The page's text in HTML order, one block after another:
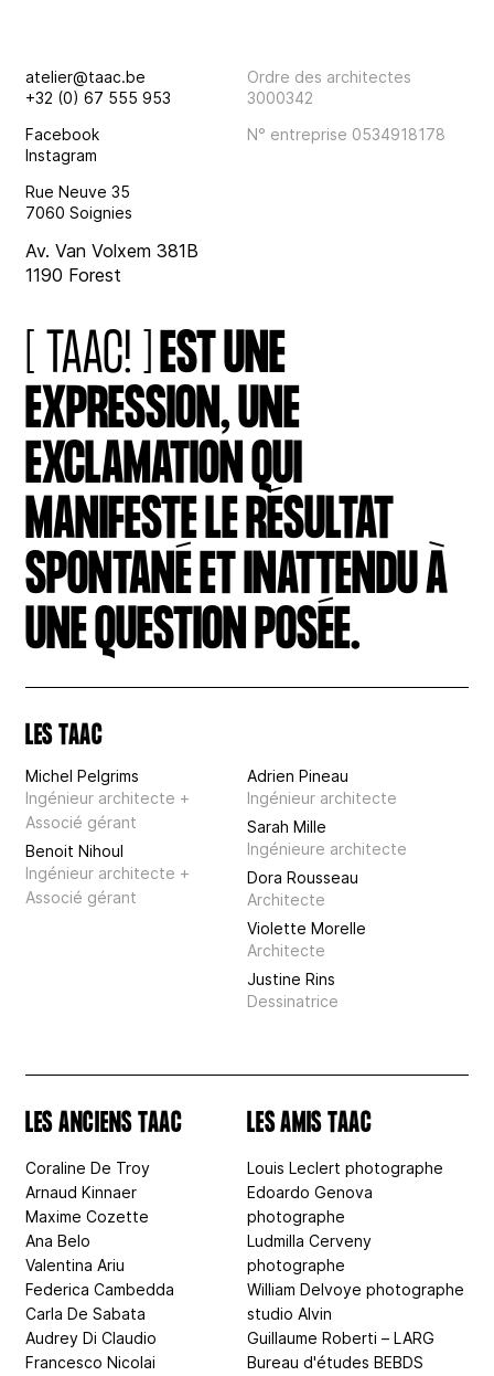
atelier@taac.be
+32 (0) 67 555 953
Facebook
Instagram
Rue Neuve 35
7060 Soignies
Av. Van Volxem 381B
1190 Forest
Ordre des architectes
3000342
N° entreprise 0534918178
[ TAAC! ]EST UNE
EXPRESSION, UNE
EXCLAMATION QUI
MANIFESTE LE RÉSULTAT
SPONTANÉ ET INATTENDU À
UNE QUESTION POSÉE.
LES TAAC
Michel Pelgrims
Ingénieur architecte +
Associé gérant
Benoit Nihoul
Ingénieur architecte +
Associé gérant
Adrien Pineau
Ingénieur architecte
Sarah Mille
Ingénieure architecte
Dora Rousseau
Architecte
Violette Morelle
Architecte
Justine Rins
Dessinatrice
LES ANCIENS TAAC
Coraline De Troy
Arnaud Kinnaer
Maxime Cozette
Ana Belo
Valentina Ariu
Federica Cambedda
Carla De Sabata
Audrey Di Claudio
Francesco Nicolai
LES AMIS TAAC
Louis Leclert photographe
Edoardo Genova
photographe
Ludmilla Cerveny
photographe
William Delvoye photographe
studio Alvin
Guillaume Roberti – LARG
Bureau d'études BEBDS